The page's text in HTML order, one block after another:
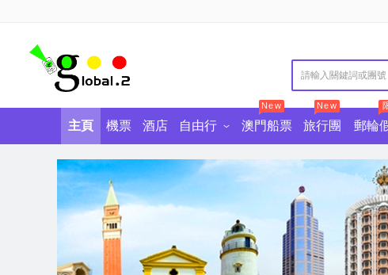
主頁 機票 酒店 自由行
澳門自由行 東南亞自由行 中國自由行 歐美澳自由行
New
澳門船票
New
旅行團 郵輪
澳門酒店自助餐 香港酒店自助餐 美食餐飲
澳門景點門票 香港景點門票 廣東景點門票 中